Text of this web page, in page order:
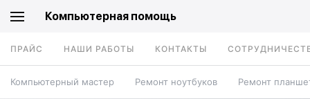
Компьютерная помощь
ПРАЙС НАШИ РАБОТЫ КОНТАКТЫ
Компьютерный мастер Ремонт ноутбуков Ремонт